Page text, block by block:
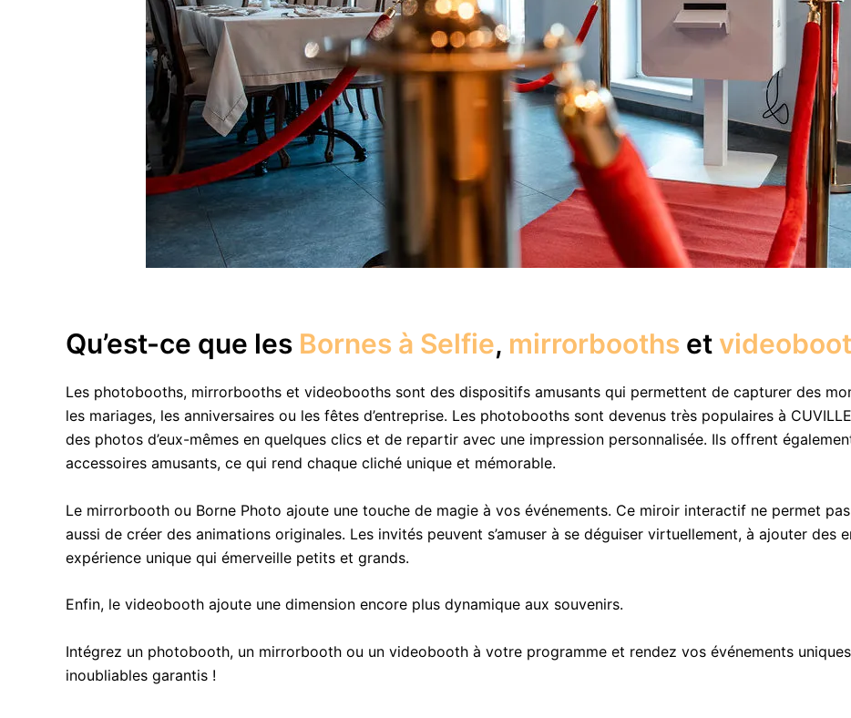
Qu’est-ce que les Bornes à Selfie, mirrorbooths et
Les photobooths, mirrorbooths et videobooths sont des dispositifs amusants qui permettent de capturer des
les mariages, les anniversaires ou les fêtes d’entreprise. Les photobooths sont devenus très populaires à
des photos d’eux-mêmes en quelques clics et de repartir avec une impression personnalisée. Ils offrent
accessoires amusants, ce qui rend chaque cliché unique et mémorable.
Le mirrorbooth ou Borne Photo ajoute une touche de magie à vos événements. Ce miroir interactif ne permet
aussi de créer des animations originales. Les invités peuvent s’amuser à se déguiser virtuellement, à ajouter des
expérience unique qui émerveille petits et grands.
Enfin, le videobooth ajoute une dimension encore plus dynamique aux souvenirs.
Intégrez un photobooth, un mirrorbooth ou un videobooth à votre programme et rendez vos événements
inoubliables garantis !